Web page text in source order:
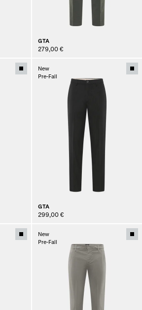
GTA
279,00 €
New
Pre-Fall
GTA
299,00 €
New
Pre-Fall